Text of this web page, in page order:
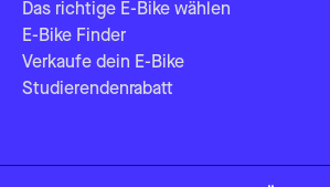
Das richtige E-Bike wählen
E-Bike Finder
Verkaufe dein E-Bike
Studierendenrabatt